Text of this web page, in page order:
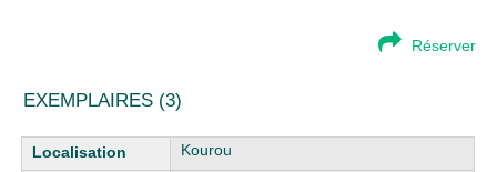
Réserver
EXEMPLAIRES (3)
Liste des exemplaires
Kourou